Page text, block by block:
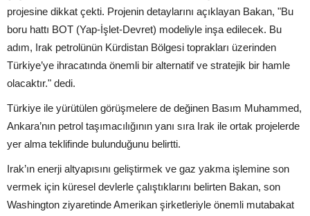
projesine dikkat çekti. Projenin detaylarını açıklayan Bakan, "Bu
boru hattı BOT (Yap-İşlet-Devret) modeliyle inşa edilecek. Bu
adım, Irak petrolünün Kürdistan Bölgesi toprakları üzerinden
Türkiye’ye ihracatında önemli bir alternatif ve stratejik bir hamle
olacaktır." dedi.
Türkiye ile yürütülen görüşmelere de değinen Basım Muhammed,
Ankara’nın petrol taşımacılığının yanı sıra Irak ile ortak projelerde
yer alma teklifinde bulunduğunu belirtti.
Irak’ın enerji altyapısını geliştirmek ve gaz yakma işlemine son
vermek için küresel devlerle çalıştıklarını belirten Bakan, son
Washington ziyaretinde Amerikan şirketleriyle önemli mutabakat